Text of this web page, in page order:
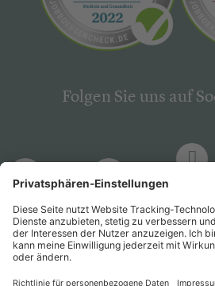
Folgen Sie uns auf
PsychJOB PsychJOB